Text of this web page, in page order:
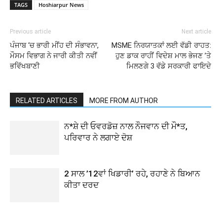
TAGS Hoshiarpur News
Previous article
ਪੰਜਾਬ ‘ਚ ਭਾਰੀ ਮੀਂਹ ਦੀ ਸੰਭਾਵਨਾ,
ਮੌਸਮ ਵਿਭਾਗ ਨੇ ਜਾਰੀ ਕੀਤੀ ਨਵੀਂ
ਭਵਿੱਖਬਾਣੀ
Next article
MSME ਨਿਰਯਾਤਕਾਂ ਲਈ ਵੱਡੀ ਰਾਹਤ:
ਹੁਣ ਡਾਕ ਰਾਹੀਂ ਵਿਦੇਸ਼ ਮਾਲ ਭੇਜਣ ’ਤੇ
ਮਿਲਣਗੇ 3 ਵੱਡੇ ਸਰਕਾਰੀ ਫਾਇਦੇ
RELATED ARTICLES MORE FROM AUTHOR
ਨ*ਸ਼ੇ ਦੀ ਓਵਰਡੋਜ਼ ਨਾਲ ਨੌਜਵਾਨ ਦੀ ਮੌ*ਤ,
ਪਰਿਵਾਰ ਨੇ ਲਗਾਏ ਦੋਸ਼
2 ਸਾਲ ’12ਵਾਂ ਖਿਡਾਰੀ’ ਰਹੇ, ਰਹਾਣੇ ਨੇ ਬਿਆਨ
ਕੀਤਾ ਦਰਦ